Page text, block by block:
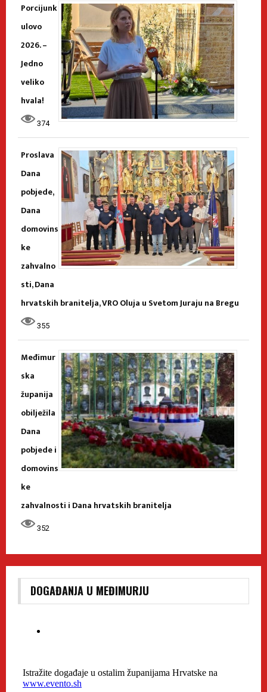
Porcijunk
ulovo
2026. –
Jedno
veliko
hvala!
374
Proslava
Dana
pobjede,
Dana
domovins
ke
zahvalno
sti, Dana
hrvatskih branitelja, VRO Oluja u Svetom Juraju na Bregu
355
Međimur
ska
županija
obilježila
Dana
pobjede i
domovins
ke
zahvalnosti i Dana hrvatskih branitelja
352
DOGAĐANJA U MEĐIMURJU